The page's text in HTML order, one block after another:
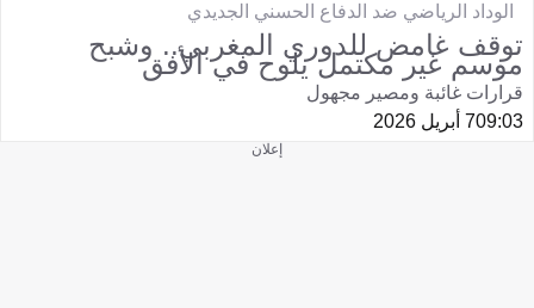
الوداد الرياضي ضد الدفاع الحسني الجديدي
توقف غامض للدوري المغربي.. وشبح
موسم غير مكتمل يلوح في الأفق
قرارات غائبة ومصير مجهول
09:037 أبريل 2026
إعلان